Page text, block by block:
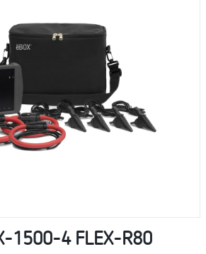
1500-4 FLEX-R80